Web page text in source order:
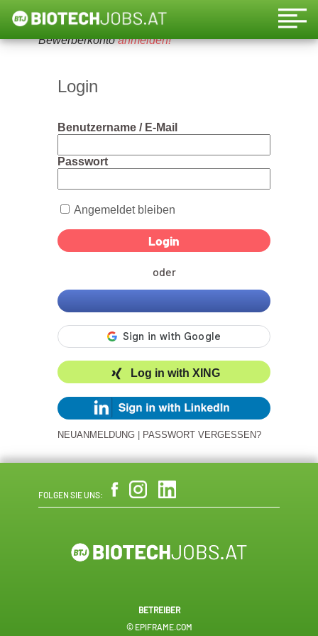
Um diese Funktion nutzen zu können, bitte ein
Bewerberkontoanmelden!
Login
Benutzername / E-Mail
Passwort
Angemeldet bleiben
oder
Log in with XING
NEUANMELDUNG PASSWORT VERGESSEN?
FOLGEN SIE UNS:
BETREIBER
© EPIFRAME.COM